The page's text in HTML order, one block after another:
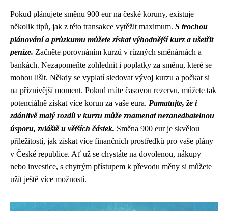
Pokud plánujete směnu 900 eur na české koruny, existuje
několik tipů, jak z této transakce vytěžit maximum. S trochou
plánování a průzkumu můžete získat výhodnější kurz a ušetřit
peníze. Začněte porovnáním kurzů v různých směnárnách a
bankách. Nezapomeňte zohlednit i poplatky za směnu, které se
mohou lišit. Někdy se vyplatí sledovat vývoj kurzu a počkat si
na příznivější moment. Pokud máte časovou rezervu, můžete tak
potenciálně získat více korun za vaše eura. Pamatujte, že i
zdánlivě malý rozdíl v kurzu může znamenat nezanedbatelnou
úsporu, zvláště u větších částek. Směna 900 eur je skvělou
příležitostí, jak získat více finančních prostředků pro vaše plány
v České republice. Ať už se chystáte na dovolenou, nákupy
nebo investice, s chytrým přístupem k převodu měny si můžete
užít ještě více možností.